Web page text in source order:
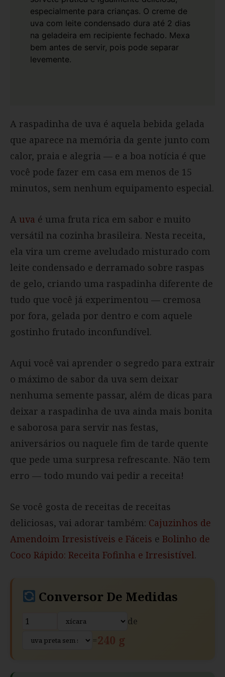
especialmente para crianças. O creme de
uva com leite condensado dura até 2 dias
na geladeira em recipiente fechado. Mexa
bem antes de servir, pois pode separar
levemente.
A raspadinha de uva é aquela bebida gelada
que aparece na memória da gente junto com
calor, praia e alegria — e a boa notícia é que
você pode fazer em casa em menos de 15
minutos, sem nenhum equipamento especial.
A uva é uma fruta rica em sabor e muito
versátil na cozinha brasileira. Nesta receita,
ela vira um creme aveludado misturado com
leite condensado e derramado sobre raspas
de gelo, criando uma raspadinha diferente de
tudo que você já experimentou — cremosa
por fora, gelada por dentro e com aquele
gostinho frutado inconfundível.
Aqui você vai aprender o segredo para extrair
o máximo de sabor da uva sem deixar
nenhuma semente passar, além de dicas para
deixar a raspadinha de uva ainda mais bonita
e saborosa para servir nas festas,
aniversários ou naquele fim de tarde quente
que pede uma surpresa refrescante. Não tem
erro — todo mundo vai pedir a receita!
Se você gosta de receitas de receitas
deliciosas, vai adorar também: Cajuzinhos de
Amendoim Irresistíveis e Fáceis e Bolinho de
Coco Rápido: Receita Fofinha e Irresistível.
Conversor De Medidas
de
=240 g